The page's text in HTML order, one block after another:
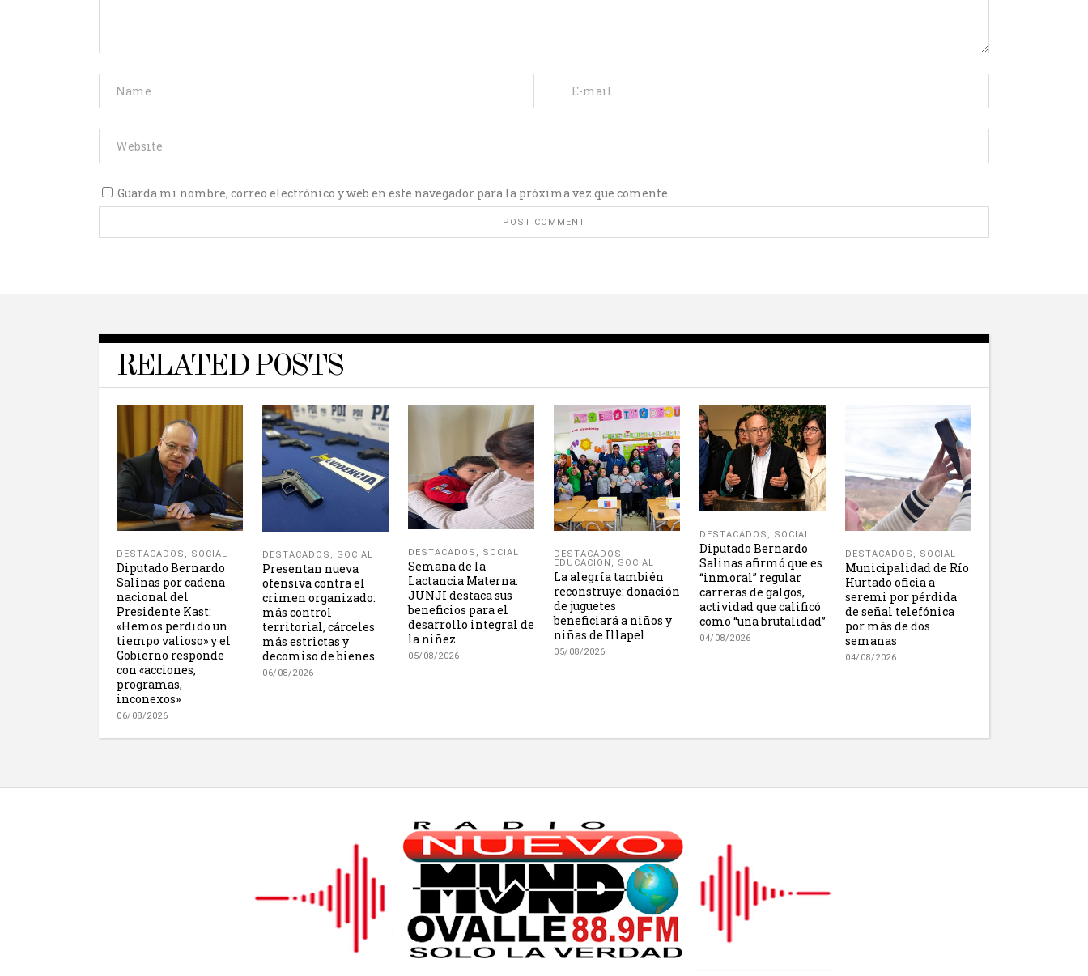
Guarda mi nombre, correo electrónico y web en este navegador para la próxima vez que comente.
RELATED POSTS
DESTACADOS , SOCIAL
Diputado Bernardo
Salinas por cadena
nacional del
Presidente Kast:
«Hemos perdido un
tiempo valioso» y el
Gobierno responde
con «acciones,
programas,
inconexos»
06/08/2026
DESTACADOS , SOCIAL
Presentan nueva
ofensiva contra el
crimen organizado:
más control
territorial, cárceles
más estrictas y
decomiso de bienes
06/08/2026
DESTACADOS , SOCIAL
Semana de la
Lactancia Materna:
JUNJI destaca sus
beneficios para el
desarrollo integral de
la niñez
05/08/2026
DESTACADOS ,
EDUCACION , SOCIAL
La alegría también
reconstruye: donación
de juguetes
beneficiará a niños y
niñas de Illapel
05/08/2026
DESTACADOS , SOCIAL
Diputado Bernardo
Salinas afirmó que es
“inmoral” regular
carreras de galgos,
actividad que calificó
como “una brutalidad”
04/08/2026
DESTACADOS , SOCIAL
Municipalidad de Río
Hurtado oficia a
seremi por pérdida
de señal telefónica
por más de dos
semanas
04/08/2026